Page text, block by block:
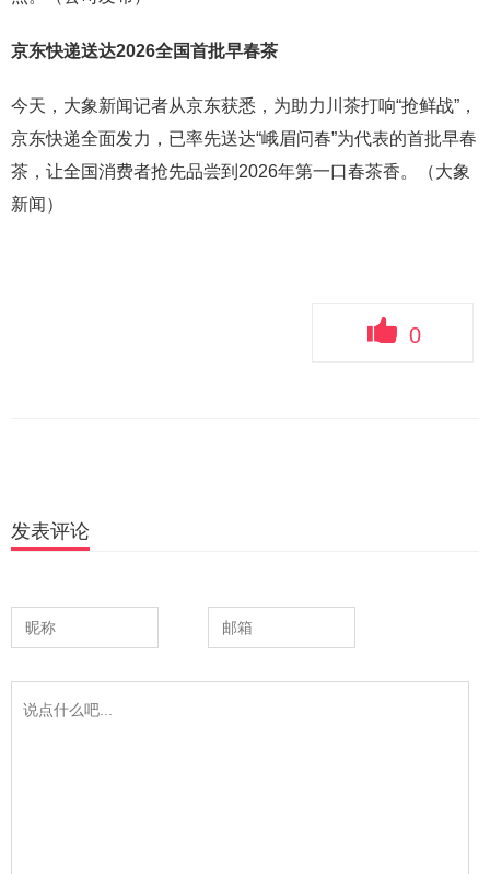
京东快递送达2026全国首批早春茶
今天，大象新闻记者从京东获悉，为助力川茶打响“抢鲜战”，
京东快递全面发力，已率先送达“峨眉问春”为代表的首批早春
茶，让全国消费者抢先品尝到2026年第一口春茶香。（大象
新闻）
0
发表评论